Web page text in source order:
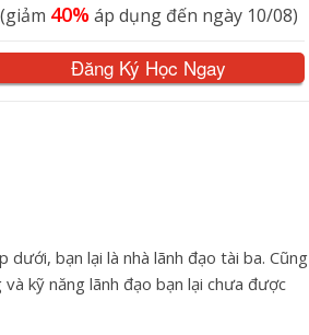
(giảm 40% áp dụng đến ngày 10/08)
Đăng Ký Học Ngay
bạn lại là nhà lãnh đạo tài ba. Cũng
kỹ năng lãnh đạo bạn lại chưa được